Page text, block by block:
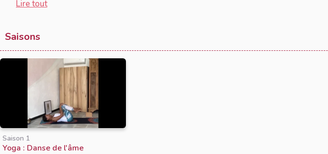
Lire tout
Saisons
Saison 1
Yoga : Danse de l'âme